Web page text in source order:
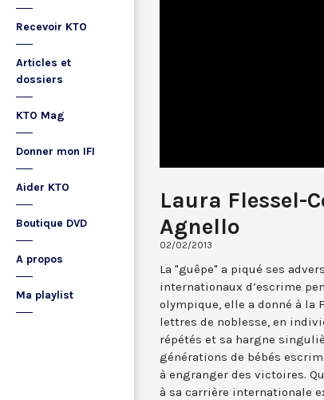
Recevoir KTO
Articles et
dossiers
KTO Mag
Donner mon IFI
Aider KTO
Boutique DVD
A propos
Ma playlist
Laura Flessel-
Agnello
02/02/2013
La "guêpe" a piqué ses
internationaux d’escrime
olympique, elle a donné à la
lettres de noblesse, en
répétés et sa hargne
générations de bébés
à engranger des victoires.
à sa carrière internationale